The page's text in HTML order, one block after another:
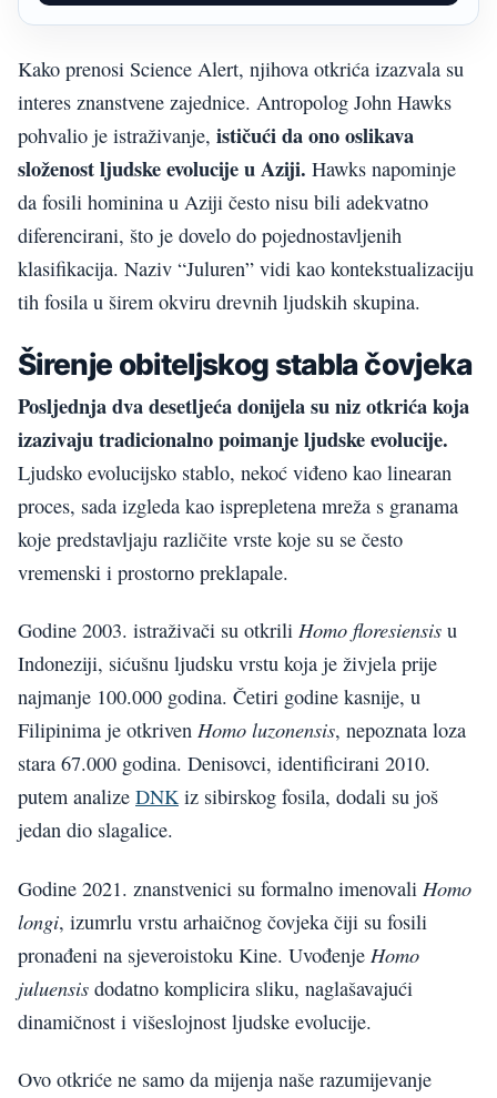
Kako prenosi Science Alert, njihova otkrića izazvala su
interes znanstvene zajednice. Antropolog John Hawks
pohvalio je istraživanje, ističući da ono oslikava
složenost ljudske evolucije u Aziji. Hawks napominje
da fosili hominina u Aziji često nisu bili adekvatno
diferencirani, što je dovelo do pojednostavljenih
klasifikacija. Naziv “Juluren” vidi kao kontekstualizaciju
tih fosila u širem okviru drevnih ljudskih skupina.
Širenje obiteljskog stabla čovjeka
Posljednja dva desetljeća donijela su niz otkrića koja
izazivaju tradicionalno poimanje ljudske evolucije.
Ljudsko evolucijsko stablo, nekoć viđeno kao linearan
proces, sada izgleda kao isprepletena mreža s granama
koje predstavljaju različite vrste koje su se često
vremenski i prostorno preklapale.
Godine 2003. istraživači su otkrili Homo floresiensis u
Indoneziji, sićušnu ljudsku vrstu koja je živjela prije
najmanje 100.000 godina. Četiri godine kasnije, u
Filipinima je otkriven Homo luzonensis, nepoznata loza
stara 67.000 godina. Denisovci, identificirani 2010.
putem analize DNKiz sibirskog fosila, dodali su još
jedan dio slagalice.
Godine 2021. znanstvenici su formalno imenovali Homo
longi, izumrlu vrstu arhaičnog čovjeka čiji su fosili
pronađeni na sjeveroistoku Kine. Uvođenje Homo
juluensis dodatno komplicira sliku, naglašavajući
dinamičnost i višeslojnost ljudske evolucije.
Ovo otkriće ne samo da mijenja naše razumijevanje